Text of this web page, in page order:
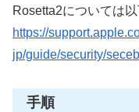
Rosetta2については
https://
jp/guide/security/
手順